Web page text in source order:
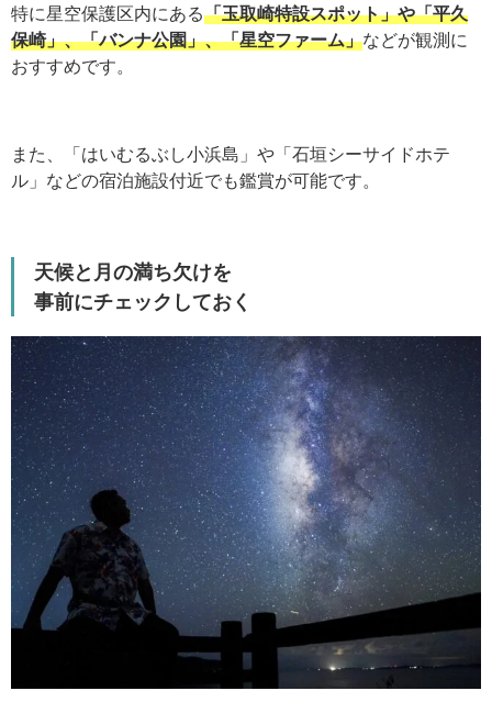
特に星空保護区内にある「玉取崎特設スポット」や「平久
保崎」、「バンナ公園」、「星空ファーム」などが観測に
おすすめです。
また、「はいむるぶし小浜島」や「石垣シーサイドホテ
ル」などの宿泊施設付近でも鑑賞が可能です。
天候と月の満ち欠けを
事前にチェックしておく